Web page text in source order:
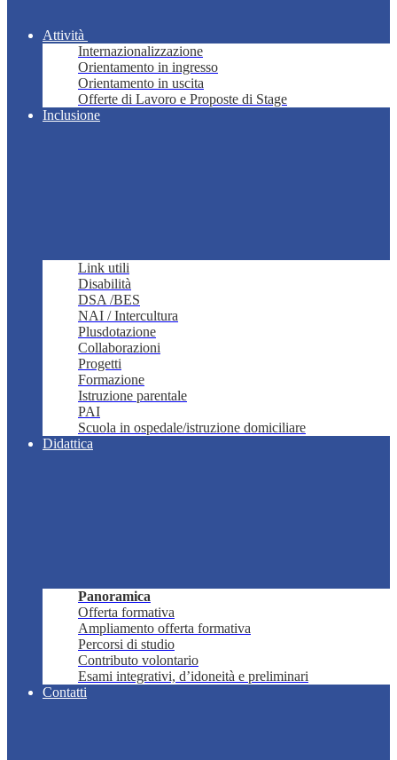
Attività
Internazionalizzazione
Orientamento in ingresso
Orientamento in uscita
Offerte di Lavoro e Proposte di Stage
Inclusione
Link utili
Disabilità
DSA /BES
NAI / Intercultura
Plusdotazione
Collaborazioni
Progetti
Formazione
Istruzione parentale
PAI
Scuola in ospedale/istruzione domiciliare
Didattica
Panoramica
Offerta formativa
Ampliamento offerta formativa
Percorsi di studio
Contributo volontario
Esami integrativi, d’idoneità e preliminari
Contatti